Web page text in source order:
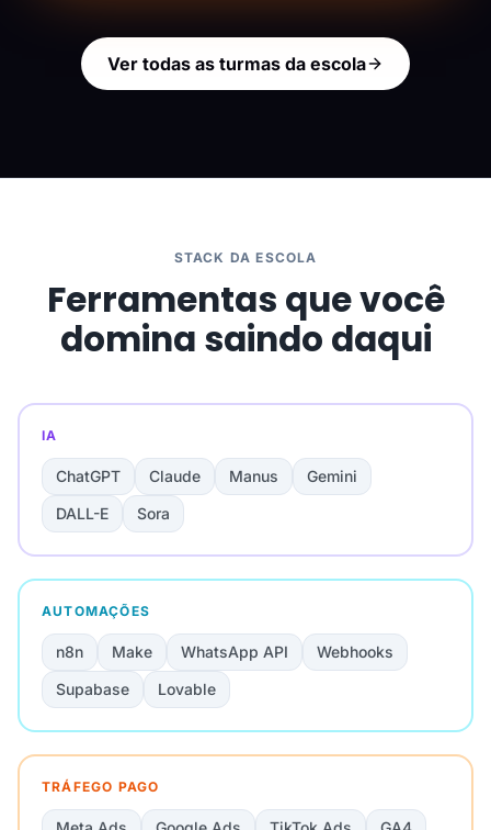
Ver todas as turmas da escola
STACK DA ESCOLA
Ferramentas que você
domina saindo daqui
IA
ChatGPT Claude Manus
Gemini
DALL-E
Sora
AUTOMAÇÕES
n8n Make WhatsApp API
Webhooks
Supabase
Lovable
TRÁFEGO PAGO